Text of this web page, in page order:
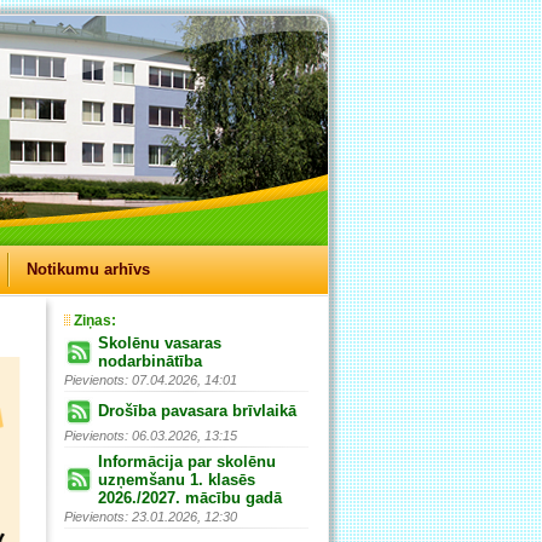
Notikumu arhīvs
Ziņas:
Skolēnu vasaras
nodarbinātība
Pievienots: 07.04.2026, 14:01
Drošība pavasara brīvlaikā
Pievienots: 06.03.2026, 13:15
Informācija par skolēnu
uzņemšanu 1. klasēs
2026./2027. mācību gadā
Pievienots: 23.01.2026, 12:30